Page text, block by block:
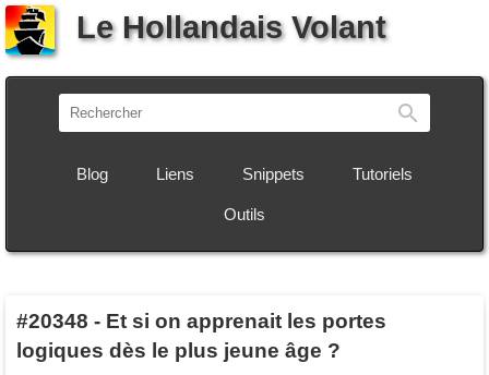
Le Hollandais Volant
Blog Liens Snippets Tutoriels
Outils
#20348 - Et si on apprenait les portes
logiques dès le plus jeune âge ?